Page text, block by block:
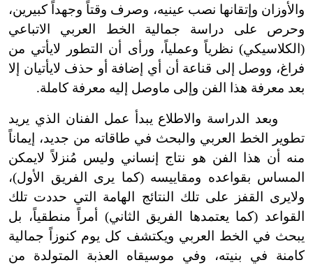
والأوزان وإتقانها نصب عينيه، وصرف وقتاً وجهداً كبيرين،
وحرص على دراسة جمالية الخط العربي الاتباعي
(الكلاسيكي) نظرياً وعملياً، ورأى أن التطور لايأتي من
فراغ، ووصل إلى قناعة أن أي إضافة أو حذف لايأتيان إلا
بعد معرفة هذا الفن وإلى ماوصل إليه معرفة كاملة.
وبعد الدراسة والاطلاع يبدأ عمل الفنان الذي يريد
تطوير الخط العربي والبحث في طاقاته من جديد، إيماناً
منه أن هذا الفن هو نتاج إنساني وليس مُنزلاً لايمكن
المساس بقواعده ومقاييسه (كما يرى الفريق الأول)،
ولايرى القفز على تلك النتائج الهامة التي حددت تلك
القواعد (كما يعتمدها الفريق الثاني) أمراً منطقياً، بل
يبحث في الخط العربي ويكتشف كل يوم كنوزاً جمالية
كامنة في بنيته، وفي موسيقاه العذبة المتولدة من